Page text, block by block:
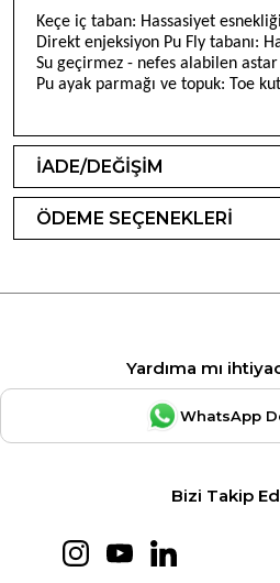
Keçe iç taban: Hassasiyet
Direkt enjeksiyon Pu Fly tabanı:
Su geçirmez - nefes alabilen astar
Pu ayak parmağı ve topuk: Toe
İADE/DEĞİŞİM
ÖDEME SEÇENEKLERİ
Yardıma mı
WhatsApp
Bizi Takip